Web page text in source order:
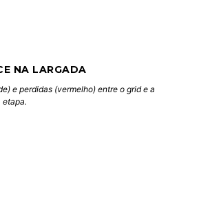
NA LARGADA
e perdidas (vermelho) entre o grid e a
etapa.